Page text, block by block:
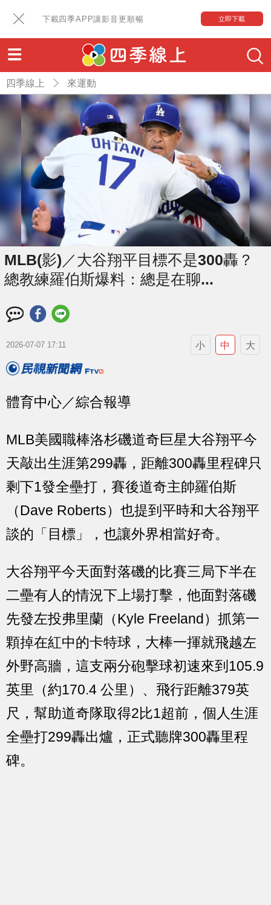
下載四季APP讓影音更順暢 立即下載
四季線上 來運動
MLB(影)／大谷翔平目標不是300轟？
總教練羅伯斯爆料：總是在聊...
2026-07-07 17:11 小 中 大
體育中心／綜合報導
MLB美國職棒洛杉磯道奇巨星大谷翔平今
天敲出生涯第299轟，距離300轟里程碑只
剩下1發全壘打，賽後道奇主帥羅伯斯
（Dave Roberts）也提到平時和大谷翔平
談的「目標」，也讓外界相當好奇。
大谷翔平今天面對落磯的比賽三局下半在
二壘有人的情況下上場打擊，他面對落磯
先發左投弗里蘭（Kyle Freeland）抓第一
顆掉在紅中的卡特球，大棒一揮就飛越左
外野高牆，這支兩分砲擊球初速來到105.9
英里（約170.4 公里）、飛行距離379英
尺，幫助道奇隊取得2比1超前，個人生涯
全壘打299轟出爐，正式聽牌300轟里程
碑。